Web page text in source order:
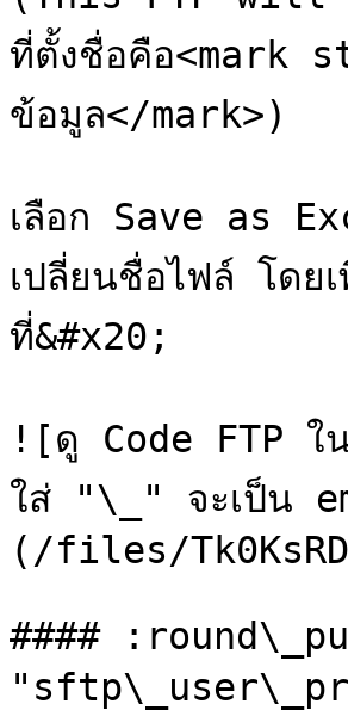
ที่ตั้งชื่อคือ<mark
ข้อมูล</mark>)
เลือก Save as
เปลี่ยนชื่อไฟล์ โดย
ที่&#x20;
![ดู Code FTP ใ
ใส่ "\_" จะเป็น
(/files/
####